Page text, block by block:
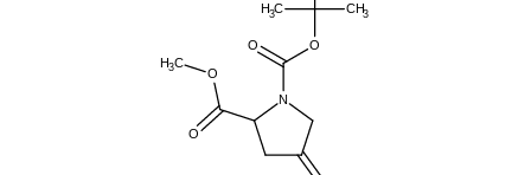
H3C CH3
O
O
N
O
O
H3C